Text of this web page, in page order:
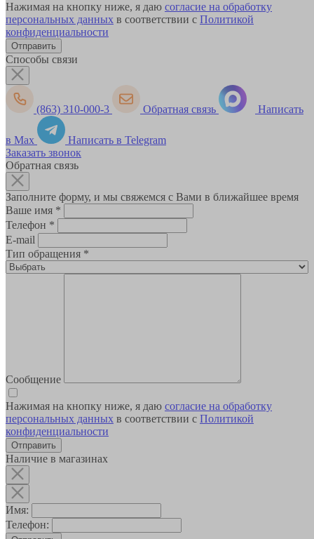
Нажимая на кнопку ниже, я даю согласие на обработку
персональных данных в соответствии с Политикой
конфиденциальности
Способы связи
(863) 310-000-3 Обратная связь Написать
в Max
Написать в Telegram
Заказать звонок
Обратная связь
Заполните форму, и мы свяжемся с Вами в ближайшее время
Ваше имя *
Телефон *
E-mail
Тип обращения *
Сообщение
Нажимая на кнопку ниже, я даю согласие на обработку
персональных данных в соответствии с Политикой
конфиденциальности
Наличие в магазинах
Имя:
Телефон: